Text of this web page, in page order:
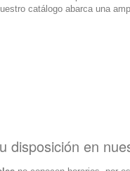
catálogo abarca una
disposición en